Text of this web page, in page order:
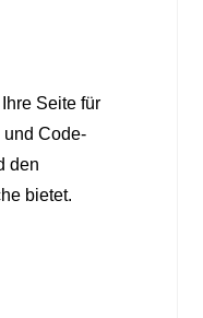
Seite für
und Code-
den
bietet.